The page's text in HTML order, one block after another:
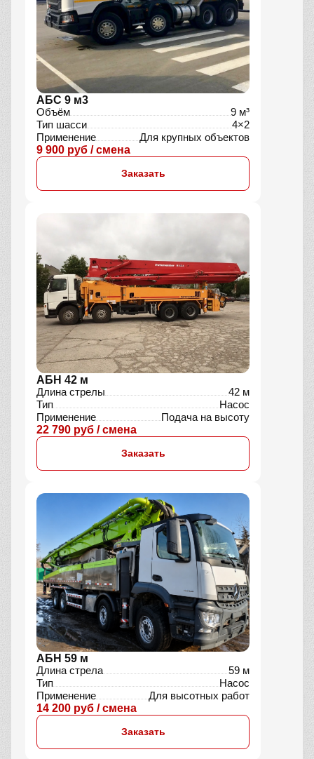
АБС 9 м3
Объём
9 м³
Тип шасси
4×2
Применение
Для крупных объектов
9 900 руб / смена
Заказать
АБН 42 м
Длина стрелы
42 м
Тип
Насос
Применение
Подача на высоту
22 790 руб / смена
Заказать
АБН 59 м
Длина стрела
59 м
Тип
Насос
Применение
Для высотных работ
14 200 руб / смена
Заказать